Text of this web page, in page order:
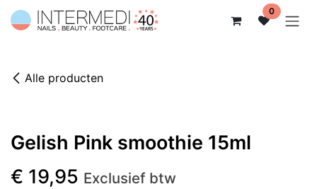
Overslaan naar inhoud 0
Alle producten
Gelish Pink smoothie 15ml
€ 19,95 Exclusief btw